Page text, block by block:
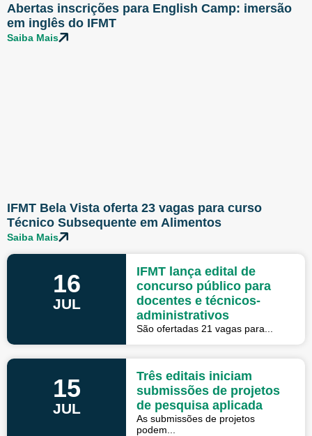
Abertas inscrições para English Camp: imersão
em inglês do IFMT
Saiba Mais
IFMT Bela Vista oferta 23 vagas para curso
Técnico Subsequente em Alimentos
Saiba Mais
16
JUL
IFMT lança edital de
concurso público para
docentes e técnicos-
administrativos
São ofertadas 21 vagas para...
15
JUL
Três editais iniciam
submissões de projetos
de pesquisa aplicada
As submissões de projetos
podem...